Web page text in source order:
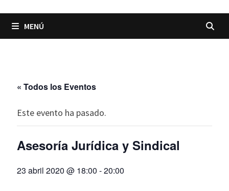
MENÚ
« Todos los Eventos
Este evento ha pasado.
Asesoría Jurídica y Sindical
23 abril 2020 @ 18:00 -20:00